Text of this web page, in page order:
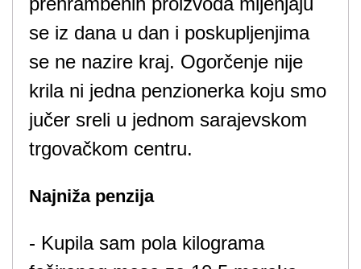
se iz dana u dan i poskupljenjima
se ne nazire kraj. Ogorčenje nije
krila ni jedna penzionerka koju smo
jučer sreli u jednom sarajevskom
trgovačkom centru.
Najniža penzija
- Kupila sam pola kilograma